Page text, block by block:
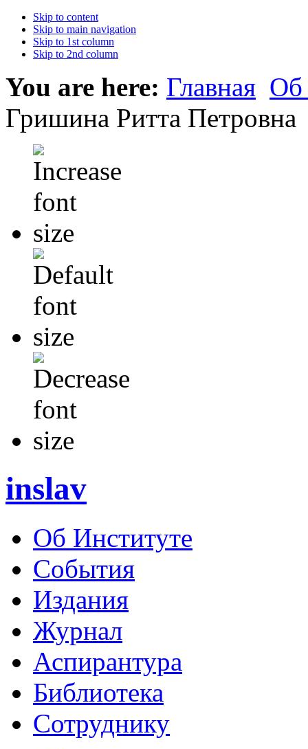
Skip to content
Skip to main navigation
Skip to 1st column
Skip to 2nd column
You are here: Главная Об
Гришина Ритта Петровна
inslav
Об Институте
События
Издания
Журнал
Аспирантура
Библиотека
Сотруднику